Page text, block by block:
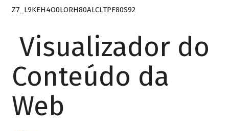
Z7_L9KEH4O0LORH80ALCLTPF80S92
Visualizador do
Conteúdo da
Web